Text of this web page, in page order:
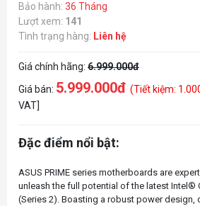
Bảo hành: 36 Tháng
Lượt xem: 141
Tình trạng hàng: Liên hệ
Giá chính hãng: 6.999.000đ
Giá bán: 5.999.000đ (Tiết kiệm:
VAT]
Đặc điểm nổi bật:
ASUS PRIME series motherboards are
unleash the full potential of the latest Intel®
(Series 2). Boasting a robust power design,